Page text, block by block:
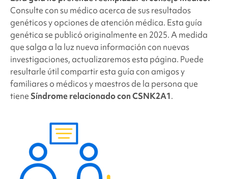
Consulte con su médico acerca de sus resultados
genéticos y opciones de atención médica. Esta guía
genética se publicó originalmente en 2025. A medida
que salga a la luz nueva información con nuevas
investigaciones, actualizaremos esta página. Puede
resultarle útil compartir esta guía con amigos y
familiares o médicos y maestros de la persona que
tiene Síndrome relacionado con CSNK2A1.